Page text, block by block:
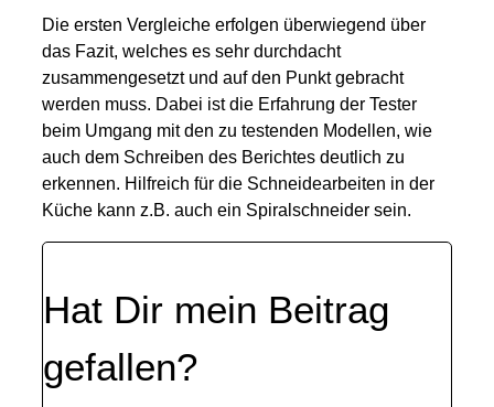
Die ersten Vergleiche erfolgen überwiegend über
das Fazit, welches es sehr durchdacht
zusammengesetzt und auf den Punkt gebracht
werden muss. Dabei ist die Erfahrung der Tester
beim Umgang mit den zu testenden Modellen, wie
auch dem Schreiben des Berichtes deutlich zu
erkennen. Hilfreich für die Schneidearbeiten in der
Küche kann z.B. auch ein Spiralschneider sein.
Hat Dir mein Beitrag
gefallen?